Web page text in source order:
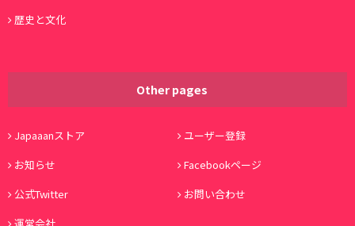
歴史と文化
Other pages
Japaaanストア
ユーザー登録
お知らせ
Facebookページ
公式Twitter
お問い合わせ